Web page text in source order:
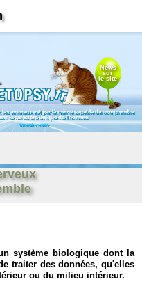
News
sur
le site
animaux est par là même capable de comprendre
le caractère unique de l'homme
Konrad Lorenz
système biologique dont la
traiter des données, qu'elles
ou du milieu intérieur.